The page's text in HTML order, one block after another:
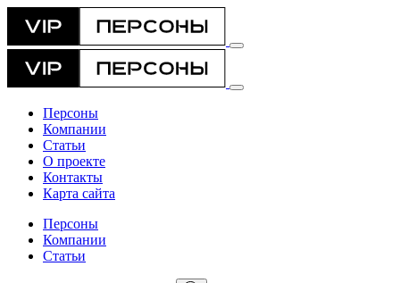
Персоны
Компании
Статьи
О проекте
Контакты
Карта сайта
Персоны
Компании
Статьи